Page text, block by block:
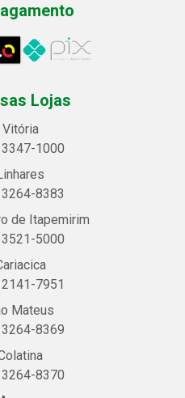
Lojas
Vitória
1000
8383
de Itapemirim
5000
7951
Mateus
8369
8370